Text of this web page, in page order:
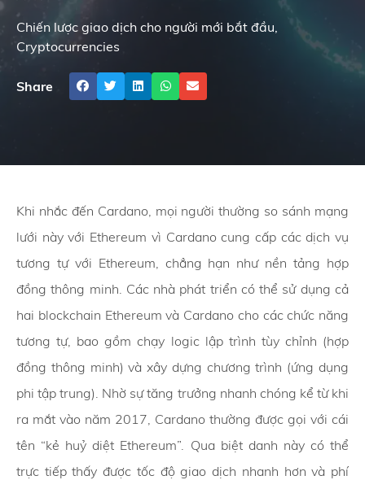
Chiến lược giao dịch cho người mới bắt đầu,
Cryptocurrencies
Share
Khi nhắc đến Cardano, mọi người thường so sánh mạng
lưới này với Ethereum vì Cardano cung cấp các dịch vụ
tương tự với Ethereum, chẳng hạn như nền tảng hợp
đồng thông minh. Các nhà phát triển có thể sử dụng cả
hai blockchain Ethereum và Cardano cho các chức năng
tương tự, bao gồm chạy logic lập trình tùy chỉnh (hợp
đồng thông minh) và xây dựng chương trình (ứng dụng
phi tập trung). Nhờ sự tăng trưởng nhanh chóng kể từ khi
ra mắt vào năm 2017, Cardano thường được gọi với cái
tên “kẻ huỷ diệt Ethereum”. Qua biệt danh này có thể
trực tiếp thấy được tốc độ giao dịch nhanh hơn và phí